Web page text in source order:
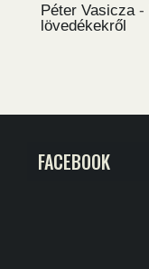
Péter Vasicza -
lövedékekről
FACEBOOK